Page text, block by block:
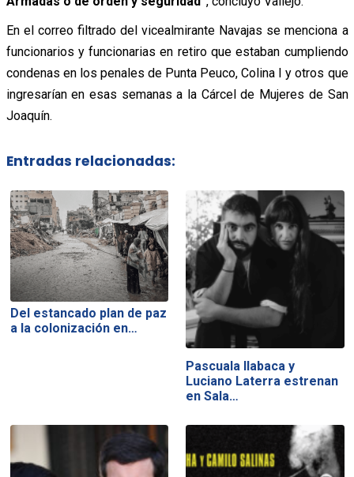
En el correo filtrado del vicealmirante Navajas se menciona a
funcionarios y funcionarias en retiro que estaban cumpliendo
condenas en los penales de Punta Peuco, Colina I y otros que
ingresarían en esas semanas a la Cárcel de Mujeres de San
Joaquín.
Entradas relacionadas:
Del estancado plan de paz
a la colonización en…
Pascuala Ilabaca y
Luciano Laterra estrenan
en Sala…